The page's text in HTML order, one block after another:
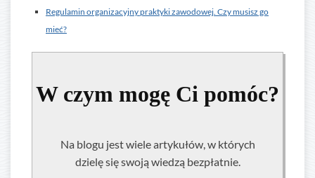
Regulamin organizacyjny praktyki zawodowej. Czy musisz go
mieć?
W czym mogę Ci pomóc?
Na blogu jest wiele artykułów, w których
dzielę się swoją wiedzą bezpłatnie.